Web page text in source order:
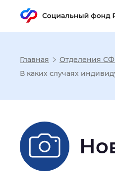
Шрифт:
Главная Отделения
В каких случаях